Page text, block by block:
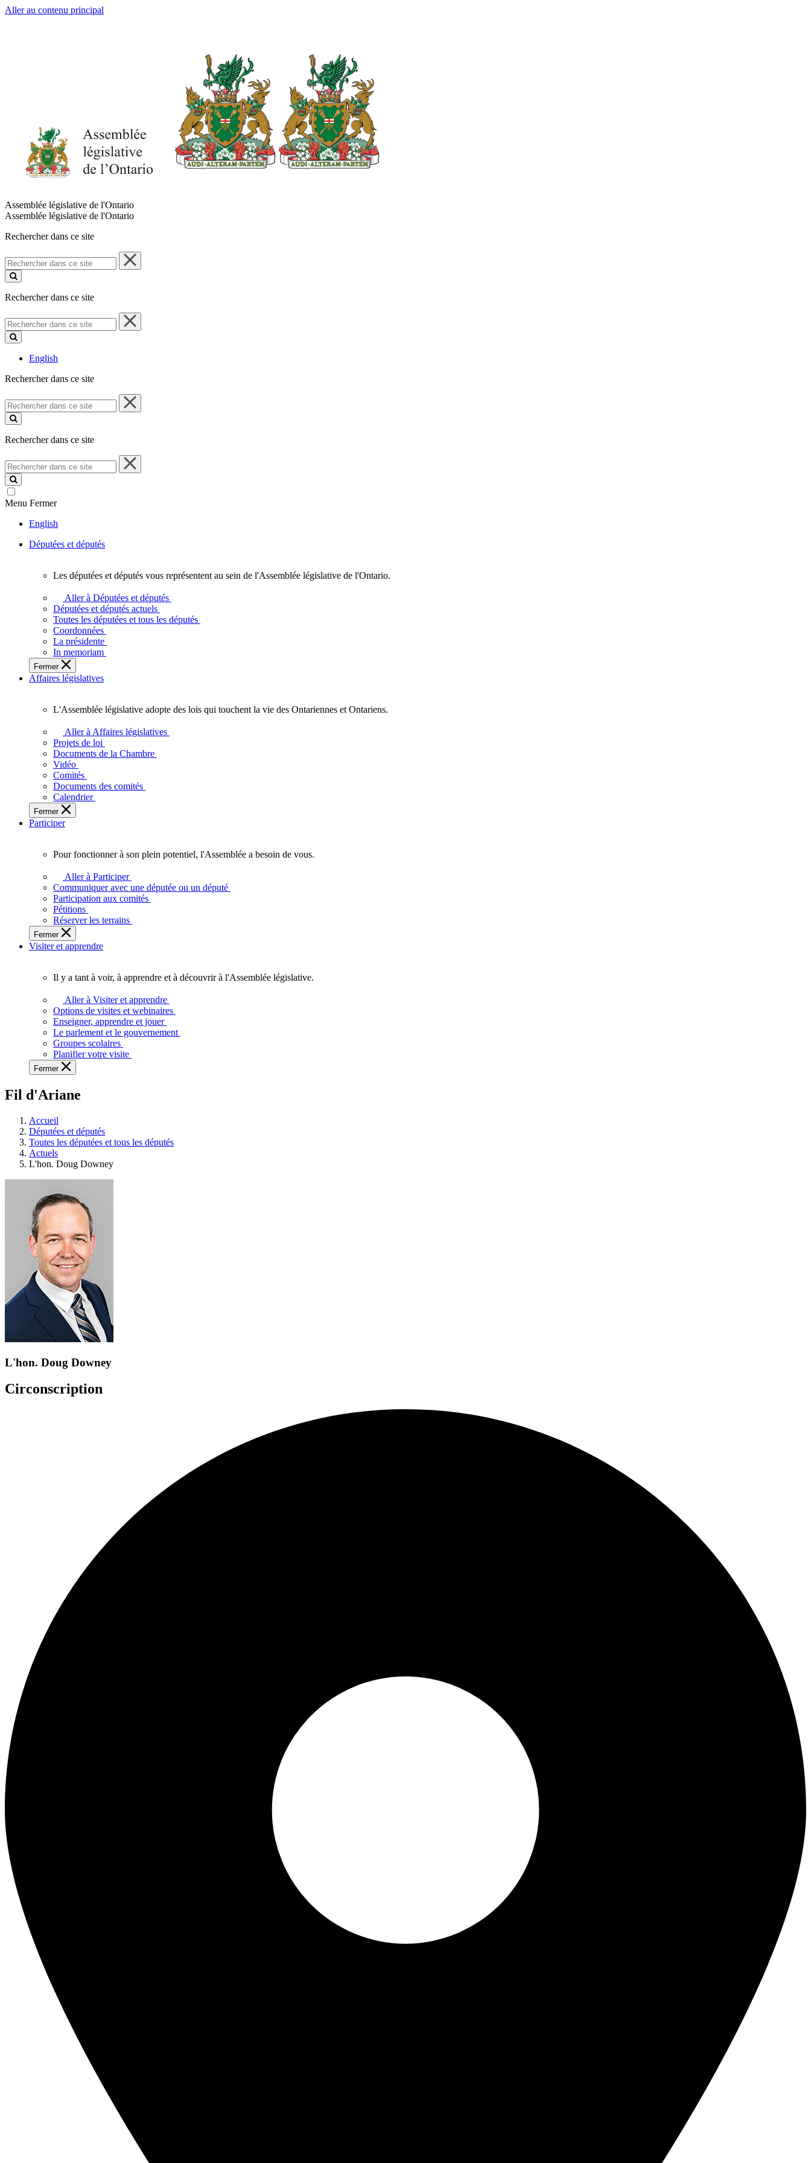
Aller au contenu principal
Assemblée législative de l'Ontario
Assemblée législative de l'Ontario
Rechercher dans ce site
Rechercher
dans
ce
Rechercher dans ce site
Rechercher
dans
ce
English
Rechercher dans ce site
Rechercher
dans
ce
Rechercher dans ce site
Rechercher
dans
ce
site
Menu Fermer
English
Députées et députés
députées
députés
vous
représentent
sein
de
l'Assemblée
l'Ontario.
Les députées et députés vous représentent au sein de l'Assemblée législative de l'Ontario.
Aller à Députées et députés
Députées et députés actuels
Toutes les députées et tous les députés
Coordonnées
La présidente
In memoriam
Fermer
Affaires législatives
législative
adopte
touchent
vie
des
Ontariennes
Ontariens.
L'Assemblée législative adopte des lois qui touchent la vie des Ontariennes et Ontariens.
Aller à Affaires législatives
Projets de loi
Documents de la Chambre
Vidéo
Comités
Documents des comités
Calendrier
Fermer
Participer
fonctionner
plein
potentiel,
l'Assemblée
a
besoin
Pour fonctionner à son plein potentiel, l'Assemblée a besoin de vous.
Aller à Participer
Communiquer avec une députée ou un député
Participation aux comités
Pétitions
Réserver les terrains
Fermer
Visiter et apprendre
voir,
apprendre
et
découvrir
l'Assemblée
législative.
Il y a tant à voir, à apprendre et à découvrir à l'Assemblée législative.
Aller à Visiter et apprendre
Options de visites et webinaires
Enseigner, apprendre et jouer
Le parlement et le gouvernement
Groupes scolaires
Planifier votre visite
Fermer
Fil d'Ariane
Accueil
Députées et députés
Toutes les députées et tous les députés
Actuels
L'hon. Doug Downey
L'hon. Doug Downey
Circonscription